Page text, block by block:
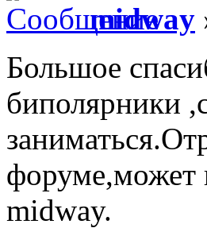
midway
Большое
биполярники
форуме,может
midway.